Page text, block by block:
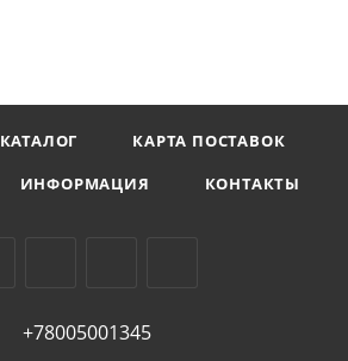
КАТАЛОГ
КАРТА ПОСТАВОК
ИНФОРМАЦИЯ КОНТАКТЫ
+78005001345